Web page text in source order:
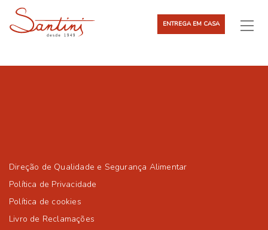
ENTREGA EM CASA
Direção de Qualidade e Segurança Alimentar
Política de Privacidade
Política de cookies
Livro de Reclamações